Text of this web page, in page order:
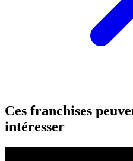
Ces franchises
intéresser